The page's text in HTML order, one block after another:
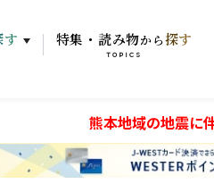
探す 特集・読み物から 探す
TOPICS
熊本地域の地震に